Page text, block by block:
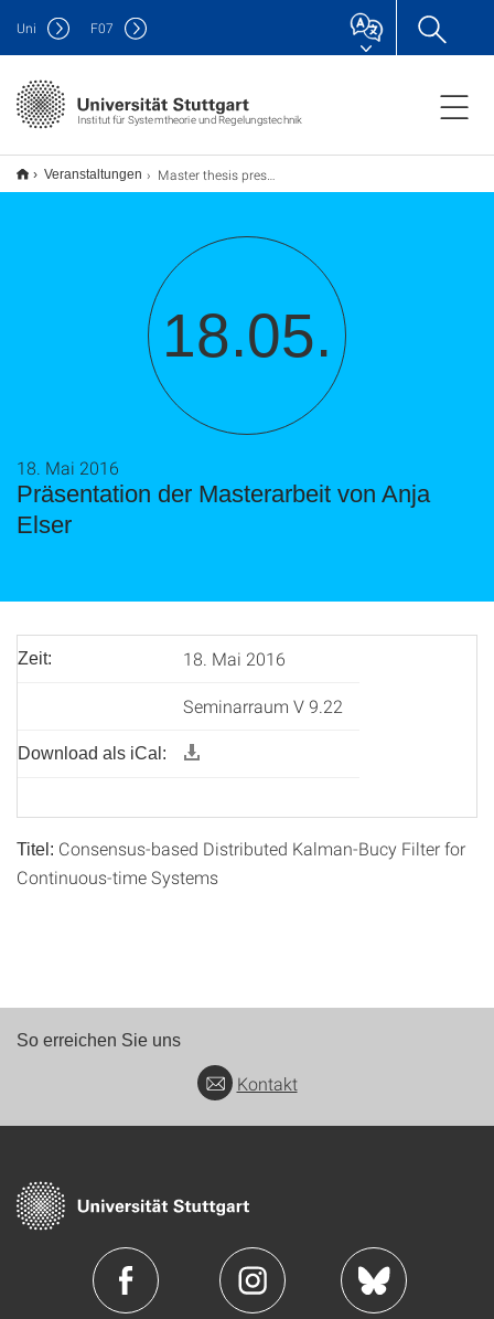
Institut für Systemtheorie und Regelungstechnik
Uni F07
Veranstaltungen Master thesis presentation of Anja Elser
18.05.
Präsentation der Masterarbeit von Anja
Elser
18. Mai 2016
Zeit: 18. Mai 2016
Seminarraum V 9.22
Download als iCal:
Titel: Consensus-based Distributed Kalman-Bucy Filter for
Continuous-time Systems
So erreichen Sie uns
Kontakt